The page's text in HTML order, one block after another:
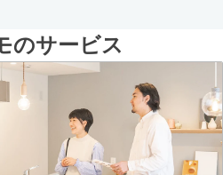
のサービス